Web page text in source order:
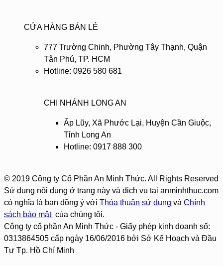
CỬA HÀNG BÁN LẺ
777 Trường Chinh, Phường Tây Thạnh, Quận
Tân Phú, TP. HCM
Hotline: 0926 580 681
CHI NHÁNH LONG AN
Ấp Lũy, Xã Phước Lại, Huyện Cần Giuộc,
Tỉnh Long An
Hotline: 0917 888 300
© 2019 Công ty Cổ Phần An Minh Thức. All Rights Reserved
Sử dụng nội dung ở trang này và dịch vụ tại anminhthuc.com
có nghĩa là bạn đồng ý với Thỏa thuận sử dụng và Chính
sách bảo mật của chúng tôi.
Công ty cổ phần An Minh Thức - Giấy phép kinh doanh số:
0313864505 cấp ngày 16/06/2016 bởi Sở Kế Hoạch và Đầu
Tư Tp. Hồ Chí Minh